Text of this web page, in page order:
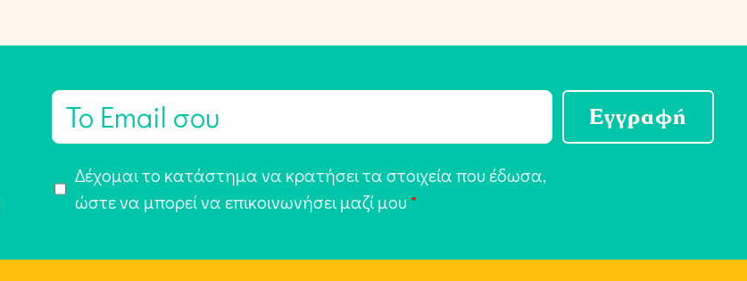
E
i
π
δ
Δέχομαι το κατάστημα να κρατήσει τα στοιχεία που έδωσα,
ώστε να μπορεί να επικοινωνήσει μαζί μου *
Εγγραφή